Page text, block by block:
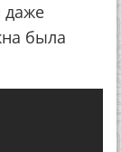
даже
была